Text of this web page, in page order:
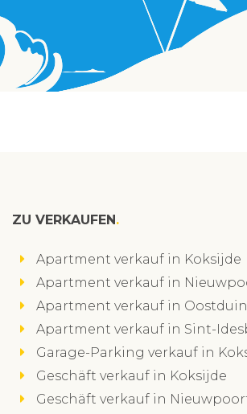
ZU VERKAUFEN
Apartment verkauf in Koksijde
Apartment verkauf in
Apartment verkauf in
Apartment verkauf in Sint-
Garage-Parking verkauf in
Geschäft verkauf in Koksijde
Geschäft verkauf in